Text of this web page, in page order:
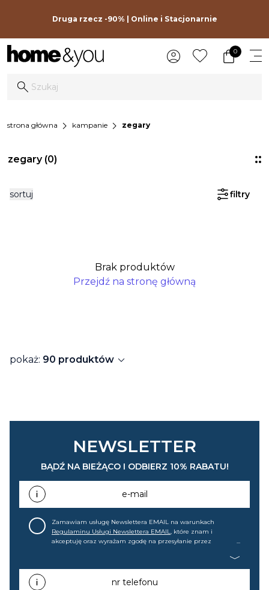
Druga rzecz -90% | Online i Stacjonarnie
0
strona główna chevron_right kampanie chevron_right zegary
zegary (0)
sortuj filtry
Brak produktów
Przejdź na stronę główną
pokaż: 90 produktów expand_more
NEWSLETTER
BĄDŹ NA BIEŻĄCO I ODBIERZ 10% RABATU!
e-mail
Zamawiam usługę Newslettera EMAIL na warunkach
Regulaminu Usługi Newslettera EMAIL, które znam i
akceptuję oraz wyrażam zgodę na przesyłanie przez
promocjach, wyprzedażach). Wiem, że mogę tę zgodę w
każdej chwili cofnąć.nr telefonu